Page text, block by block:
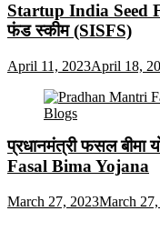
Startup India Seed
फंड स्कीम (SISFS)
April 11, 2023April 18,
प्रधानमंत्री फसल
Fasal Bima Yojana
March 27, 2023March